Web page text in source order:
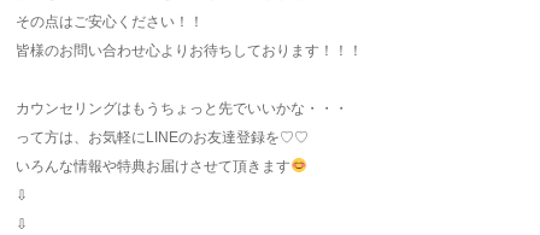
その点はご安心ください！！
皆様のお問い合わせ心よりお待ちしております！！！
カウンセリングはもうちょっと先でいいかな・・・
って方は、お気軽にLINEのお友達登録を♡♡
いろんな情報や特典お届けさせて頂きます
⇩
⇩